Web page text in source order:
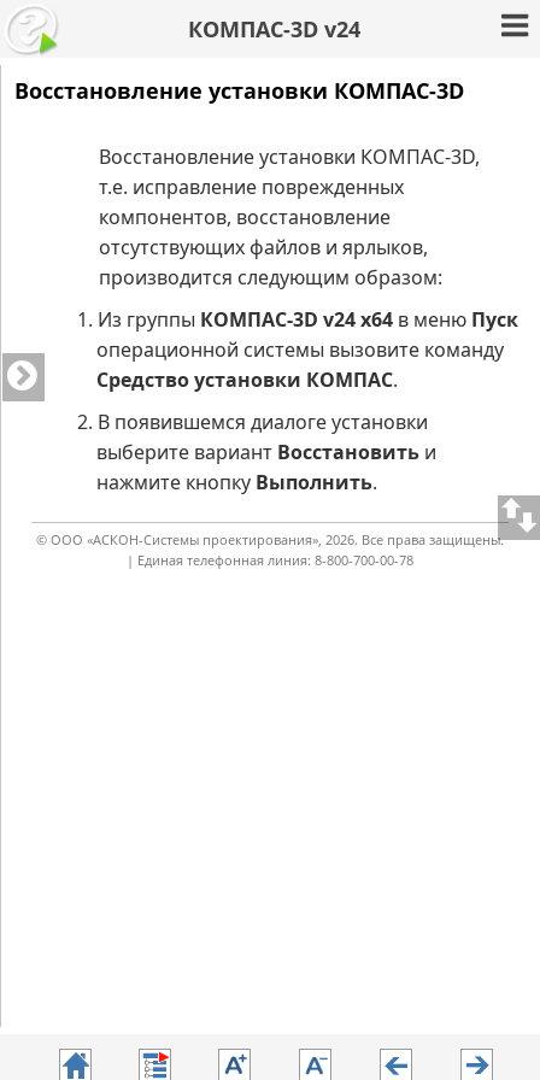
КОМПАС-3D v24
Восстановление установки КОМПАС-3D
Восстановление установки КОМПАС-3D,
т.е. исправление поврежденных
компонентов, восстановление
отсутствующих файлов и ярлыков,
производится следующим образом:
1. Из группы КОМПАС-3D v24x64 в меню Пуск
операционной системы вызовите команду
Средство установки КОМПАС.
2. В появившемся диалоге установки
выберите вариант Восстановить и
нажмите кнопку Выполнить.
© ООО «АСКОН-Системы проектирования», 2026. Все права защищены.
| Единая телефонная линия: 8-800-700-00-78